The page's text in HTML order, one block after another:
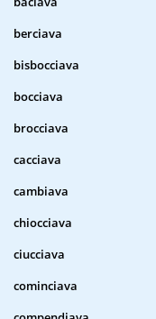
berciava
bisbocciava
bocciava
brocciava
cacciava
cambiava
chiocciava
ciucciava
cominciava